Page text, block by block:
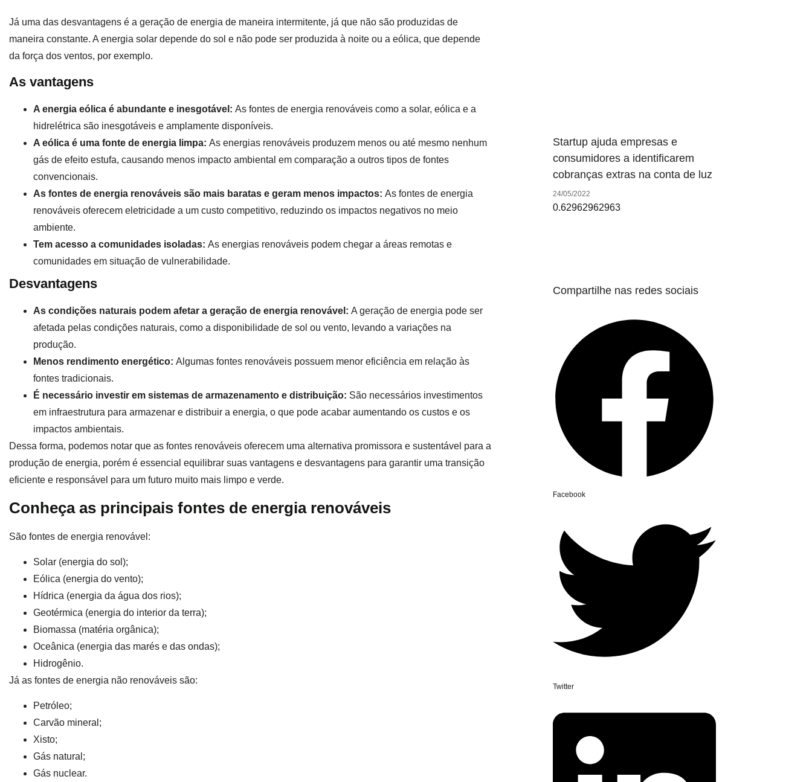
Já uma das desvantagens é a geração de energia de maneira intermitente, já que não são produzidas de
maneira constante. A energia solar depende do sol e não pode ser produzida à noite ou a eólica, que depende
da força dos ventos, por exemplo.
As vantagens
A energia eólica é abundante e inesgotável: As fontes de energia renováveis como a solar, eólica e a
hidrelétrica são inesgotáveis e amplamente disponíveis.
A eólica é uma fonte de energia limpa: As energias renováveis produzem menos ou até mesmo nenhum
gás de efeito estufa, causando menos impacto ambiental em comparação a outros tipos de fontes
convencionais.
As fontes de energia renováveis são mais baratas e geram menos impactos: As fontes de energia
renováveis oferecem eletricidade a um custo competitivo, reduzindo os impactos negativos no meio
ambiente.
Tem acesso a comunidades isoladas: As energias renováveis podem chegar a áreas remotas e
comunidades em situação de vulnerabilidade.
Desvantagens
As condições naturais podem afetar a geração de energia renovável: A geração de energia pode ser
afetada pelas condições naturais, como a disponibilidade de sol ou vento, levando a variações na
produção.
Menos rendimento energético: Algumas fontes renováveis possuem menor eficiência em relação às
fontes tradicionais.
É necessário investir em sistemas de armazenamento e distribuição: São necessários investimentos
em infraestrutura para armazenar e distribuir a energia, o que pode acabar aumentando os custos e os
impactos ambientais.
Dessa forma, podemos notar que as fontes renováveis oferecem uma alternativa promissora e sustentável para a
produção de energia, porém é essencial equilibrar suas vantagens e desvantagens para garantir uma transição
eficiente e responsável para um futuro muito mais limpo e verde.
Conheça as principais fontes de energia renováveis
São fontes de energia renovável:
Solar (energia do sol);
Eólica (energia do vento);
Hídrica (energia da água dos rios);
Geotérmica (energia do interior da terra);
Biomassa (matéria orgânica);
Oceânica (energia das marés e das ondas);
Hidrogênio.
Já as fontes de energia não renováveis são:
Petróleo;
Carvão mineral;
Xisto;
Gás natural;
Gás nuclear.
Startup ajuda empresas e
consumidores a identificarem
cobranças extras na conta de luz
24/05/2022
Compartilhe nas redes sociais
Facebook
Twitter